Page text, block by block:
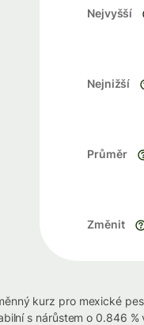
Nejvyšší
Nejnižší
Průměr
Změnit
kurz pro mexické
s nárůstem o 0.846